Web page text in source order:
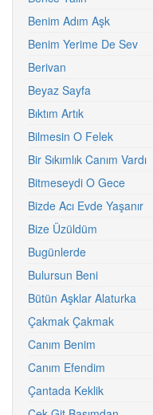
Benim Adım Aşk
Benim Yerime De Sev
Berivan
Beyaz Sayfa
Bıktım Artık
Bilmesin O Felek
Bir Sıkımlık Canım Vardı
Bitmeseydi O Gece
Bizde Acı Evde Yaşanır
Bize Üzüldüm
Bugünlerde
Bulursun Beni
Bütün Aşklar Alaturka
Çakmak Çakmak
Canım Benim
Canım Efendim
Çantada Keklik